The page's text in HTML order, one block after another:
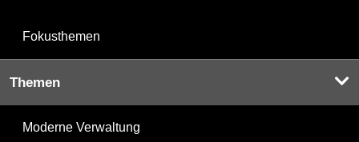
Fokusthemen
Themen
Moderne Verwaltung